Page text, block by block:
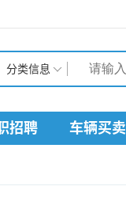
分类信息
招聘 车辆买卖